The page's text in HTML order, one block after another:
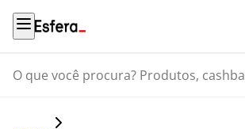
O que você procura? Produtos, cashback,